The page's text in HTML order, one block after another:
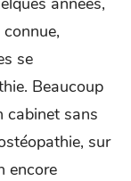
se
Beaucoup
cabinet sans
sur
encore